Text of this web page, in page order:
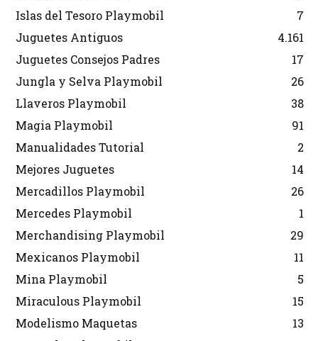
Islas del Tesoro Playmobil
7
Juguetes Antiguos
4.161
Juguetes Consejos Padres
17
Jungla y Selva Playmobil
26
Llaveros Playmobil
38
Magia Playmobil
91
Manualidades Tutorial
2
Mejores Juguetes
14
Mercadillos Playmobil
26
Mercedes Playmobil
1
Merchandising Playmobil
29
Mexicanos Playmobil
11
Mina Playmobil
5
Miraculous Playmobil
15
Modelismo Maquetas
13